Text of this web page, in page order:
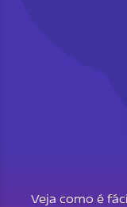
Veja como é